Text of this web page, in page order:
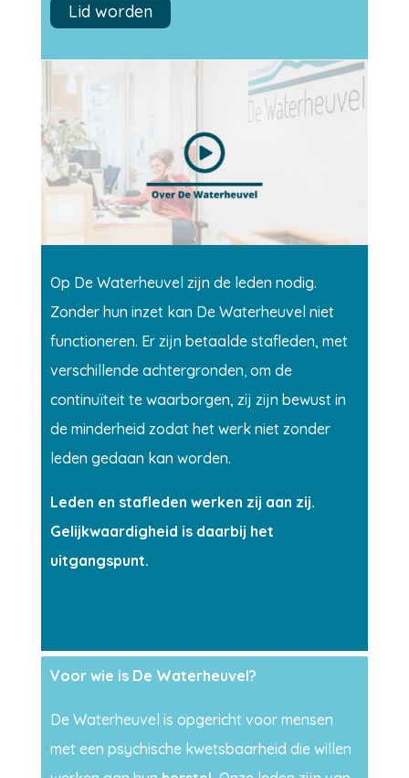
Lid worden
Op De Waterheuvel zijn de leden nodig.
Zonder hun inzet kan De Waterheuvel niet
functioneren. Er zijn betaalde stafleden, met
verschillende achtergronden om de
continuïteit te waarborgen, zij zijn bewust in
de minderheid zodat het werk niet zonder
leden gedaan kan worden.
Leden en stafleden werken zij aan zij.
Gelijkwaardigheid is daarbij het
uitgangspunt.
Voor wie is De Waterheuvel?
De Waterheuvel is opgericht voor mensen
met een psychische kwetsbaarheid die willen